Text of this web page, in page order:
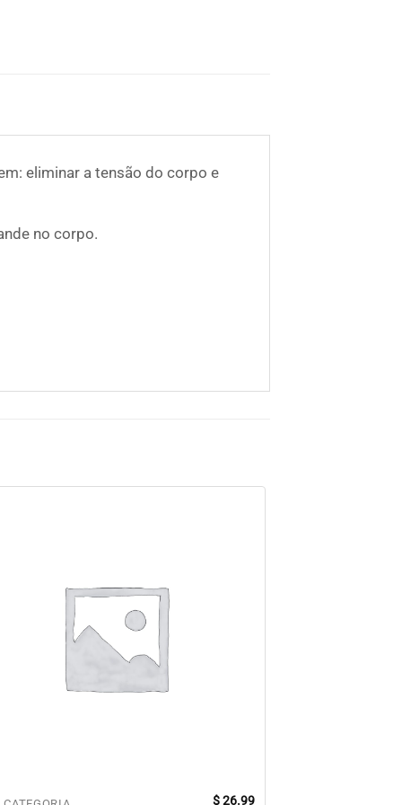
eliminar a tensão do corpo e
no corpo.
$26.99